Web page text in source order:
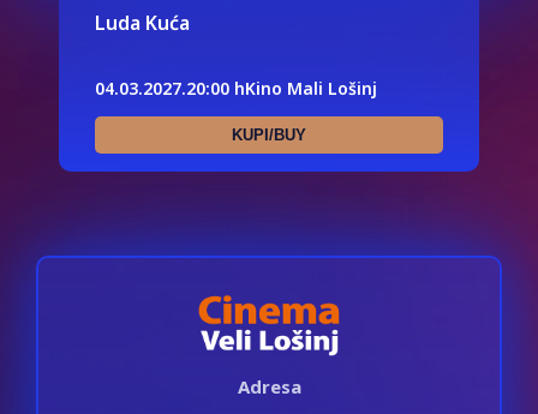
Luda Kuća
04.03.2027.20:00 hKino Mali Lošinj
KUPI/BUY
Adresa